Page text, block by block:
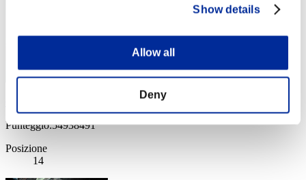
Show details
Allow all
Deny
Punteggio:54938491
Posizione
14